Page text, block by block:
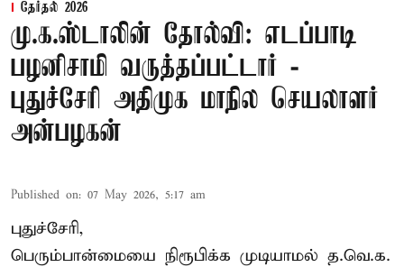
தேர்தல் 2026
மு.க.ஸ்டாலின் தோல்வி: எடப்பாடி
பழனிசாமி வருத்தப்பட்டார் -
புதுச்சேரி அதிமுக மாநில செயலாளர்
அன்பழகன்
Published on: 07 May 2026, 5:17 am
புதுச்சேரி,
பெரும்பான்மையை நிரூபிக்க முடியாமல் த.வெ.க.